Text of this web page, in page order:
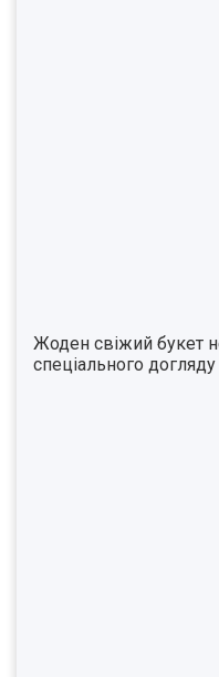
Жоден свіжий букет
спеціального